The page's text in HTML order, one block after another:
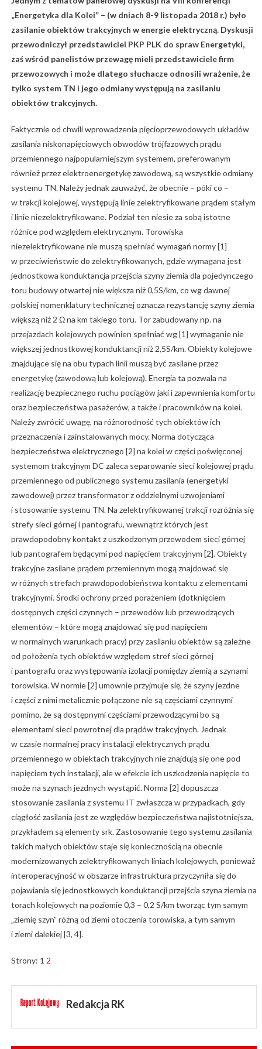
„Energetyka dla Kolei” – (w dniach 8-9 listopada 2018 r.) było
zasilanie obiektów trakcyjnych w energie elektryczną. Dyskusji
przewodniczył przedstawiciel PKP PLK do spraw Energetyki,
zaś wśród panelistów przewagę mieli przedstawiciele firm
przewozowych i może dlatego słuchacze odnosili wrażenie, że
tylko system TN i jego odmiany występują na zasilaniu
obiektów trakcyjnych.
Faktycznie od chwili wprowadzenia pięcioprzewodowych układów
zasilania niskonapięciowych obwodów trójfazowych prądu
przemiennego najpopularniejszym systemem, preferowanym
również przez elektroenergetykę zawodową, są wszystkie odmiany
systemu TN. Należy jednak zauważyć, że obecnie – póki co –
w trakcji kolejowej, występują linie zelektryfikowane prądem stałym
i linie niezelektryfikowane. Podział ten niesie za sobą istotne
różnice pod względem elektrycznym. Torowiska
niezelektryfikowane nie muszą spełniać wymagań normy [1]
w przeciwieństwie do zelektryfikowanych, gdzie wymagana jest
jednostkowa konduktancja przejścia szyny ziemia dla pojedynczego
toru budowy otwartej nie większa niż 0,5S/km, co wg dawnej
polskiej nomenklatury technicznej oznacza rezystancję szyny ziemia
większą niż 2 Ω na km takiego toru. Tor zabudowany np. na
przejazdach kolejowych powinien spełniać wg [1] wymaganie nie
większej jednostkowej konduktancji niż 2,5S/km. Obiekty kolejowe
znajdujące się na obu typach linii muszą być zasilane przez
energetykę (zawodową lub kolejową). Energia ta pozwala na
realizację bezpiecznego ruchu pociągów jaki i zapewnienia komfortu
oraz bezpieczeństwa pasażerów, a także i pracowników na kolei.
Należy zwrócić uwagę, na różnorodność tych obiektów ich
przeznaczenia i zainstalowanych mocy. Norma dotycząca
bezpieczeństwa elektrycznego [2] na kolei w części poświęconej
systemom trakcyjnym DC zaleca separowanie sieci kolejowej prądu
przemiennego od publicznego systemu zasilania (energetyki
zawodowej) przez transformator z oddzielnymi uzwojeniami
i stosowanie systemu TN. Na zelektryfikowanej trakcji rozróżnia się
strefy sieci górnej i pantografu, wewnątrz których jest
prawdopodobny kontakt z uszkodzonym przewodem sieci górnej
lub pantografem będącymi pod napięciem trakcyjnym [2]. Obiekty
trakcyjne zasilane prądem przemiennym mogą znajdować się
w różnych strefach prawdopodobieństwa kontaktu z elementami
trakcyjnymi. Środki ochrony przed porażeniem (dotknięciem
dostępnych części czynnych – przewodów lub przewodzących
elementów – które mogą znajdować się pod napięciem
w normalnych warunkach pracy) przy zasilaniu obiektów są zależne
od położenia tych obiektów względem stref sieci górnej
i pantografu oraz występowania izolacji pomiędzy ziemią a szynami
torowiska. W normie [2] umownie przyjmuje się, że szyny jezdne
i części z nimi metalicznie połączone nie są częściami czynnymi
pomimo, że są dostępnymi częściami przewodzącymi bo są
elementami sieci powrotnej dla prądów trakcyjnych. Jednak
w czasie normalnej pracy instalacji elektrycznych prądu
przemiennego w obiektach trakcyjnych nie znajdują się one pod
napięciem tych instalacji, ale w efekcie ich uszkodzenia napięcie to
może na szynach jezdnych wystąpić. Norma [2] dopuszcza
stosowanie zasilania z systemu IT zwłaszcza w przypadkach, gdy
ciągłość zasilania jest ze względów bezpieczeństwa najistotniejsza,
przykładem są elementy srk. Zastosowanie tego systemu zasilania
takich małych obiektów staje się koniecznością na obecnie
modernizowanych zelektryfikowanych liniach kolejowych, ponieważ
interoperacyjność w obszarze infrastruktura przyczyniła się do
pojawiania się jednostkowych konduktancji przejścia szyna ziemia na
torach kolejowych na poziomie 0,3 – 0,2 S/km tworząc tym samym
„ziemię szyn” różną od ziemi otoczenia torowiska, a tym samym
i ziemi dalekiej [3, 4].
Strony: 1 2
Redakcja RK